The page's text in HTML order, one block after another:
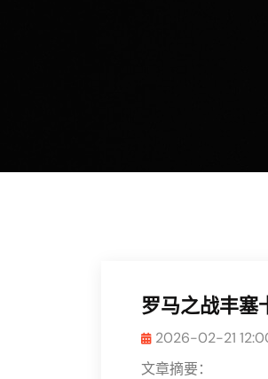
罗马之战丰塞
2026-02-21
文章摘要：